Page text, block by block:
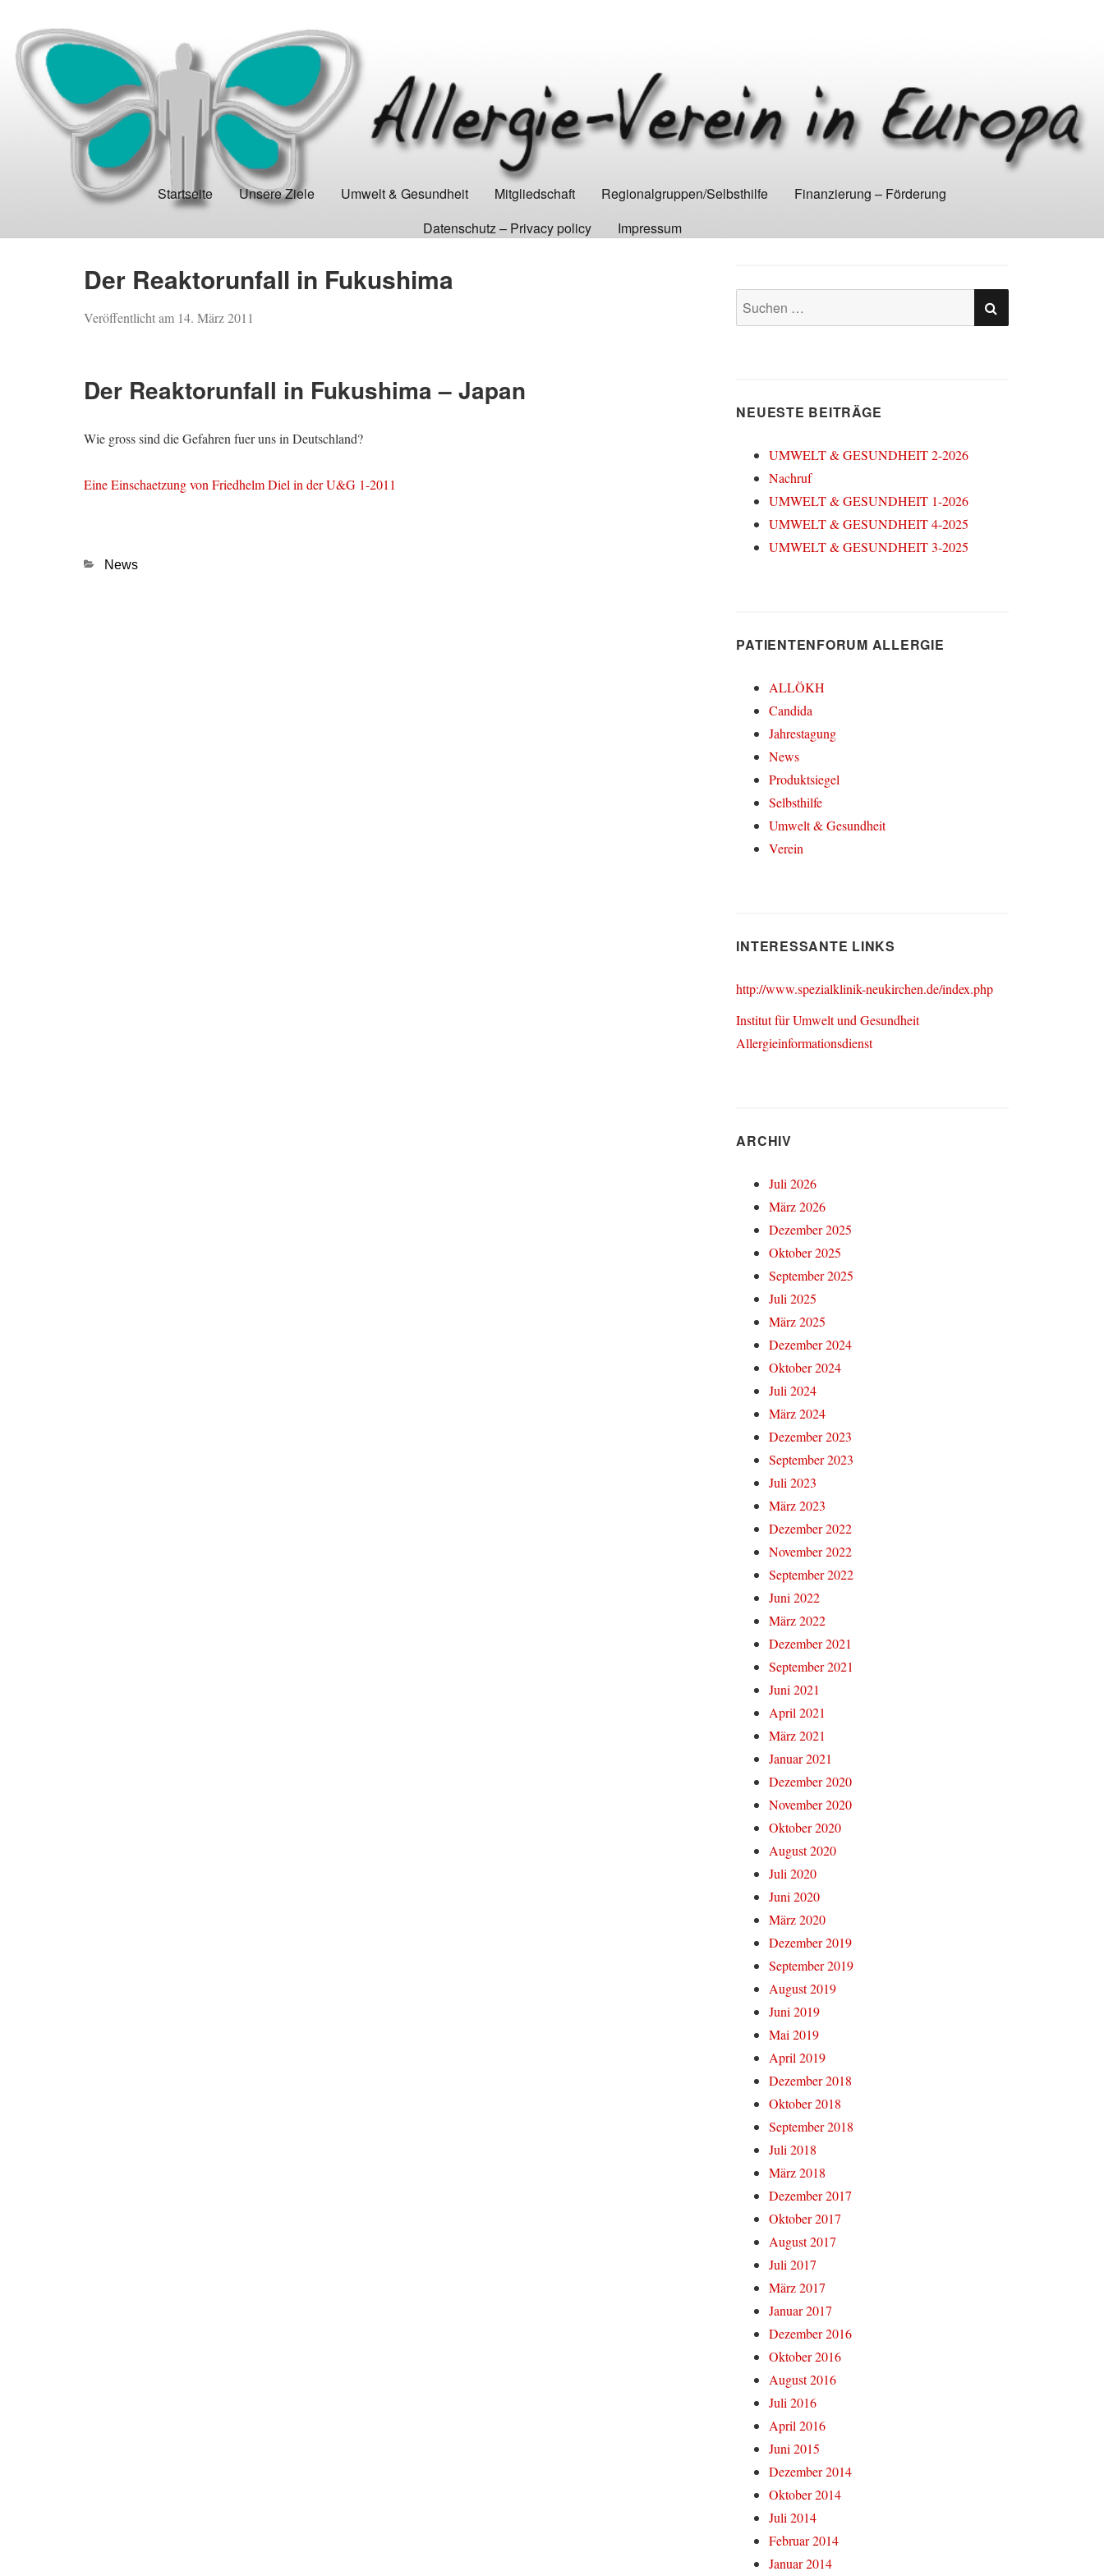
Startseite Unsere Ziele Umwelt & Gesundheit Mitgliedschaft Regionalgruppen/Selbsthilfe
Finanzierung – Förderung
Datenschutz – Privacy policy
Impressum
Der Reaktorunfall in Fukushima
Veröffentlicht am 14. März 2011
Der Reaktorunfall in Fukushima – Japan
Wie gross sind die Gefahren fuer uns in Deutschland?
Eine Einschaetzung von Friedhelm Diel in der U&G 1-2011
Kategorien
News
Suchen
nach:
SUCHEN
NEUESTE BEITRÄGE
UMWELT & GESUNDHEIT 2-2026
Nachruf
UMWELT & GESUNDHEIT 1-2026
UMWELT & GESUNDHEIT 4-2025
UMWELT & GESUNDHEIT 3-2025
PATIENTENFORUM ALLERGIE
ALLÖKH
Candida
Jahrestagung
News
Produktsiegel
Selbsthilfe
Umwelt & Gesundheit
Verein
INTERESSANTE LINKS
http://www.spezialklinik-neukirchen.de/index.php
Institut für Umwelt und Gesundheit
Allergieinformationsdienst
ARCHIV
Juli 2026
März 2026
Dezember 2025
Oktober 2025
September 2025
Juli 2025
März 2025
Dezember 2024
Oktober 2024
Juli 2024
März 2024
Dezember 2023
September 2023
Juli 2023
März 2023
Dezember 2022
November 2022
September 2022
Juni 2022
März 2022
Dezember 2021
September 2021
Juni 2021
April 2021
März 2021
Januar 2021
Dezember 2020
November 2020
Oktober 2020
August 2020
Juli 2020
Juni 2020
März 2020
Dezember 2019
September 2019
August 2019
Juni 2019
Mai 2019
April 2019
Dezember 2018
Oktober 2018
September 2018
Juli 2018
März 2018
Dezember 2017
Oktober 2017
August 2017
Juli 2017
März 2017
Januar 2017
Dezember 2016
Oktober 2016
August 2016
Juli 2016
April 2016
Juni 2015
Dezember 2014
Oktober 2014
Juli 2014
Februar 2014
Januar 2014